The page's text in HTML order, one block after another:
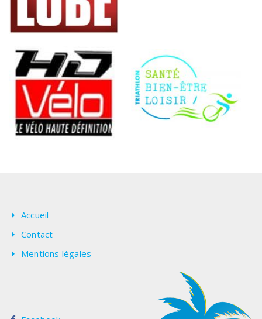
Accueil
Contact
Mentions légales